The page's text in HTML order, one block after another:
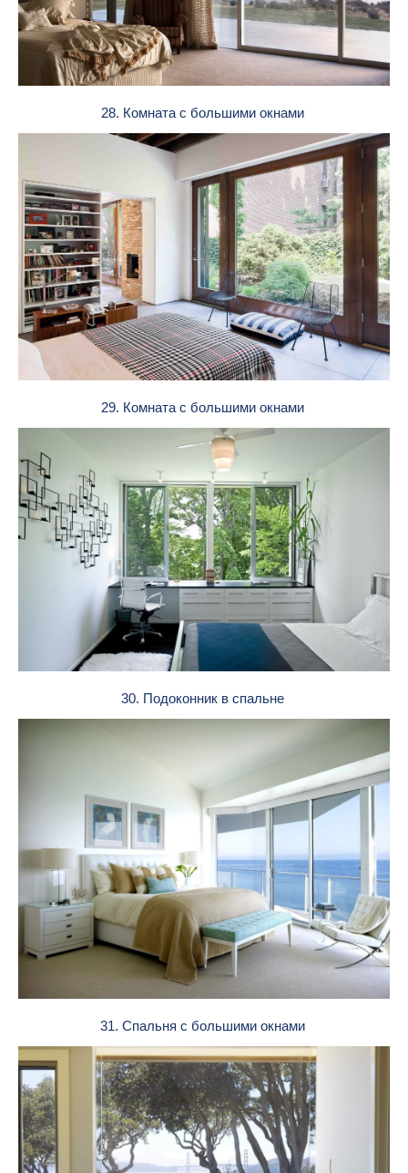
28. Комната с большими окнами
29. Комната с большими окнами
30. Подоконник в спальне
31. Спальня с большими окнами